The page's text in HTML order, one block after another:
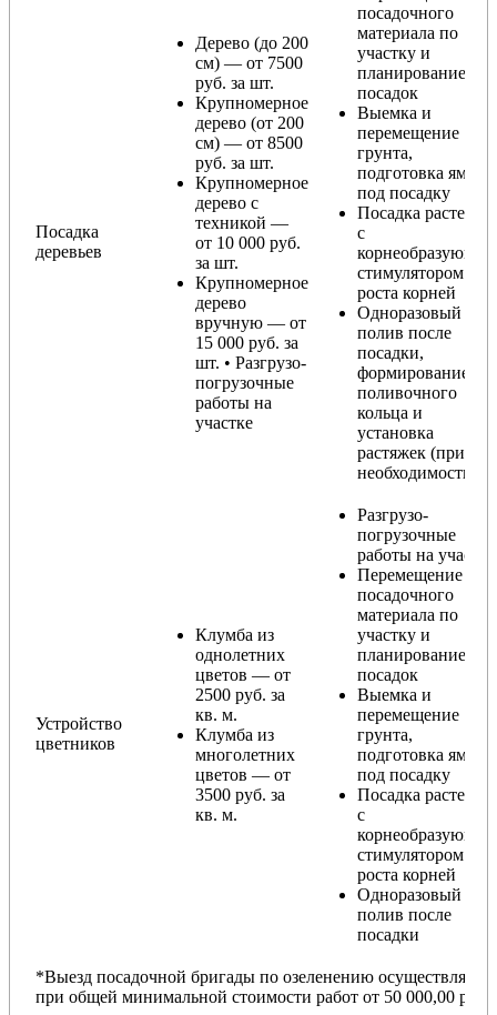
Посадка
деревьев
Дерево (до 200
см) — от 7500
руб. за шт.
Крупномерное
дерево (от 200
см) — от 8500
руб. за шт.
Крупномерное
дерево с
техникой —
от 10 000 руб.
за шт.
Крупномерное
дерево
вручную — от
15 000 руб. за
шт. • Разгрузо-
погрузочные
работы на
участке
посадочного
материала по
участку и
планирование
посадок
Выемка и
перемещение
грунта,
подготовка ямы
под посадку
Посадка растения
с
корнеобразующим
стимулятором
роста корней
Одноразовый
полив после
посадки,
формирование
поливочного
кольца и
установка
растяжек (при
необходимости)
Устройство
цветников
Клумба из
однолетних
цветов — от
2500 руб. за
кв. м.
Клумба из
многолетних
цветов — от
3500 руб. за
кв. м.
Разгрузо-
погрузочные
работы на участке
Перемещение
посадочного
материала по
участку и
планирование
посадок
Выемка и
перемещение
грунта,
подготовка ямы
под посадку
Посадка растений
с
корнеобразующим
стимулятором
роста корней
Одноразовый
полив после
посадки
*Выезд посадочной бригады по озеленению осуществляется
при общей минимальной стоимости работ от 50 000,00 руб.